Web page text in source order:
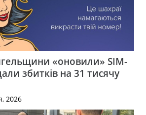
«оновили» SIM-
збитків на 31 тисячу
2026